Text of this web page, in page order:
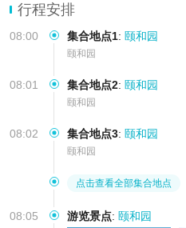
行程安排
08:00 集合地点1: 颐和园
颐和园
08:01 集合地点2: 颐和园
颐和园
08:02 集合地点3: 颐和园
颐和园
点击查看全部集合地点
08:05 游览景点: 颐和园